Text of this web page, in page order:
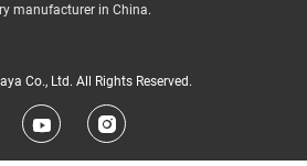
manufacturer in China.
Co., Ltd. All Rights Reserved.
 